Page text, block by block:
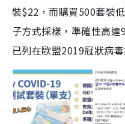
裝$22，而購買500套裝
子方式採樣，準確性高
已列在歐盟2019冠狀病